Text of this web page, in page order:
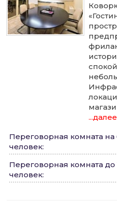
...далее
Переговорная комната на
человек:
Переговорная комната до
человек: